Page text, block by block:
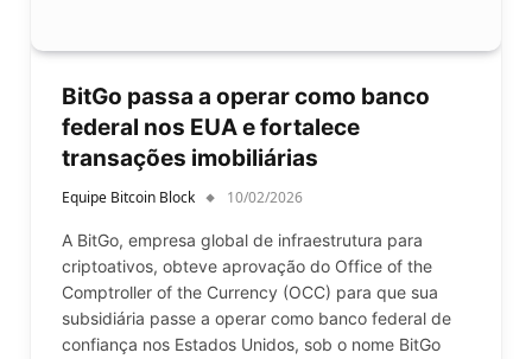
BitGo passa a operar como banco
federal nos EUA e fortalece
transações imobiliárias
Equipe Bitcoin Block 10/02/2026
A BitGo, empresa global de infraestrutura para
criptoativos, obteve aprovação do Office of the
Comptroller of the Currency (OCC) para que sua
subsidiária passe a operar como banco federal de
confiança nos Estados Unidos, sob o nome BitGo